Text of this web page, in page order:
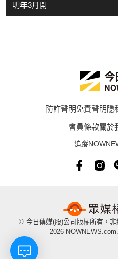
明年3月開
防詐聲明免責聲明隱
會員條款關於
追蹤
© 今日傳媒(股)公司版權所有，
2026